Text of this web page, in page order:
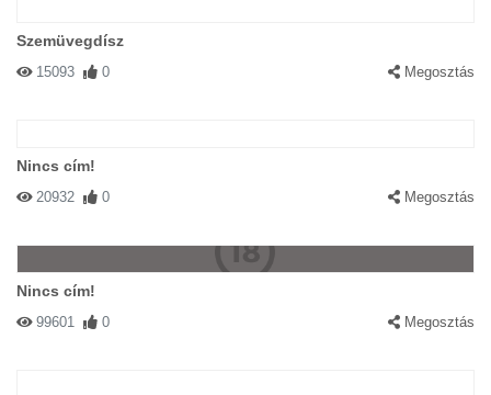
Szemüvegdísz
15093 0 Megosztás
Nincs cím!
20932 0 Megosztás
Nincs cím!
99601 0 Megosztás